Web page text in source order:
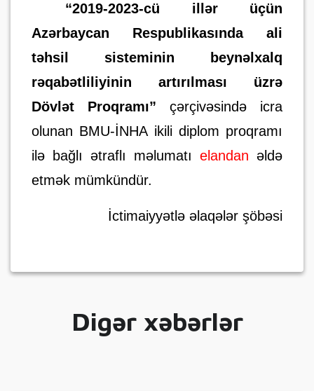
“2019-2023-cü illər üçün
Azərbaycan Respublikasında ali
təhsil sisteminin beynəlxalq
rəqabətliliyinin artırılması üzrə
Dövlət Proqramı” çərçivəsində icra
olunan BMU-İNHA ikili diplom proqramı
ilə bağlı ətraflı məlumatı elandan əldə
etmək mümkündür.
İctimaiyyətlə əlaqələr şöbəsi
Digər xəbərlər